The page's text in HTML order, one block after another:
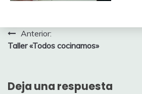
Navegación
de
Anterior:
Taller «Todos cocinamos»
Deja una respuesta